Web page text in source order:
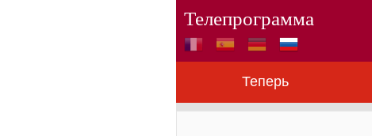
Телепрограмма
Теперь